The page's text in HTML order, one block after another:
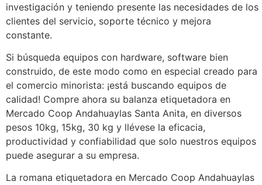
investigación y teniendo presente las necesidades de los
clientes del servicio, soporte técnico y mejora
constante.
Si búsqueda equipos con hardware, software bien
construido, de este modo como en especial creado para
el comercio minorista: ¡está buscando equipos de
calidad! Compre ahora su balanza etiquetadora en
Mercado Coop Andahuaylas Santa Anita, en diversos
pesos 10kg, 15kg, 30 kg y llévese la eficacia,
productividad y confiabilidad que solo nuestros equipos
puede asegurar a su empresa.
La romana etiquetadora en Mercado Coop Andahuaylas